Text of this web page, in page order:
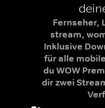
Fernseher,
stream,
Inklusive
für alle
du WOW
dir zwei